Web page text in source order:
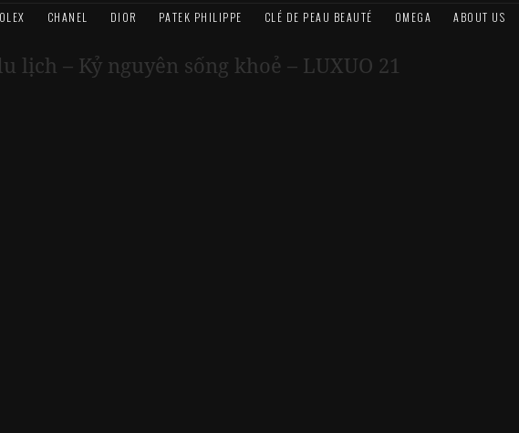
CHANEL DIOR PATEK PHILIPPE CLÉ DE PEAU BEAUTÉ OMEGA ABOUT US
– Kỷ nguyên sống khoẻ – LUXUO 21